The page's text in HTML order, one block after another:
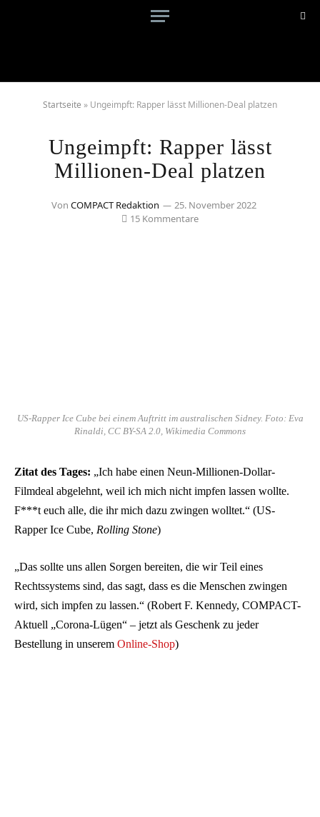
Startseite » Ungeimpft: Rapper lässt Millionen-Deal platzen
Ungeimpft: Rapper lässt
Millionen-Deal platzen
Von COMPACT Redaktion
25. November 2022
15 Kommentare
US-Rapper Ice Cube bei einem Auftritt im australischen Sidney. Foto: Eva
Rinaldi, CC BY-SA 2.0, Wikimedia Commons
Zitat des Tages: „Ich habe einen Neun-Millionen-Dollar-
Filmdeal abgelehnt, weil ich mich nicht impfen lassen wollte.
F***t euch alle, die ihr mich dazu zwingen wolltet.“ (US-
Rapper Ice Cube, Rolling Stone)
„Das sollte uns allen Sorgen bereiten, die wir Teil eines
Rechtssystems sind, das sagt, dass es die Menschen zwingen
wird, sich impfen zu lassen.“ (Robert F. Kennedy, COMPACT-
Aktuell „Corona-Lügen“ – jetzt als Geschenk zu jeder
Bestellung in unserem Online-Shop)